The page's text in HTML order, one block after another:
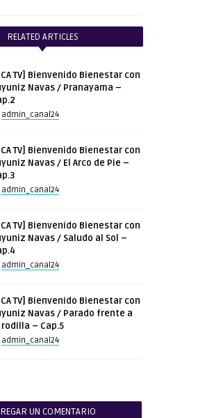
RELATED ARTICLES
TV] Bienvenido Bienestar con
Navas / Pranayama –
admin_canal24
TV] Bienvenido Bienestar con
Navas / El Arco de Pie –
admin_canal24
TV] Bienvenido Bienestar con
Navas / Saludo al Sol –
admin_canal24
TV] Bienvenido Bienestar con
Navas / Parado frente a
rodilla – Cap.5
admin_canal24
UN COMENTARIO